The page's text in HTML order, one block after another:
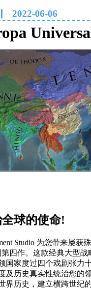
2022-06-06
球的使命!
Studio 为您带来屡获
第四作。这款经典大型
国家度过四个戏剧张力
及历史真实性统治您的
界历史，建立横跨世纪